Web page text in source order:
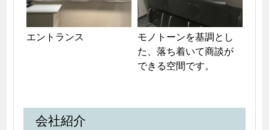
エントランス
モノトーンを基調とし
た、落ち着いて商談が
できる空間です。
会社紹介